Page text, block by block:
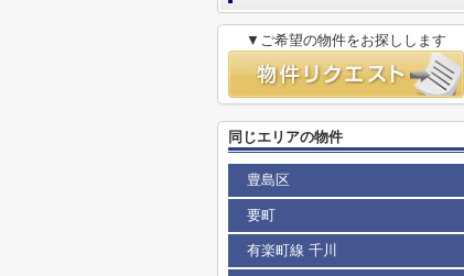
▼ご希望の物件をお探しします
同じエリアの物件
豊島区
要町
有楽町線 千川